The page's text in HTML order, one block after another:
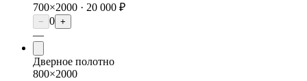
700×2000 · 20 000 ₽
− 0 +
—
Дверное полотно
800×2000